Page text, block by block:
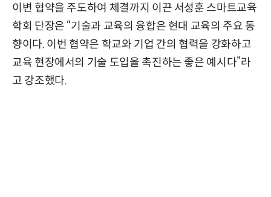
이변 협약을 주도하여 체결까지 이끈 서성훈 스마트교육
학회 단장은 “기술과 교육의 융합은 현대 교육의 주요 동
향이다. 이번 협약은 학교와 기업 간의 협력을 강화하고
교육 현장에서의 기술 도입을 촉진하는 좋은 예시다”라
고 강조했다.